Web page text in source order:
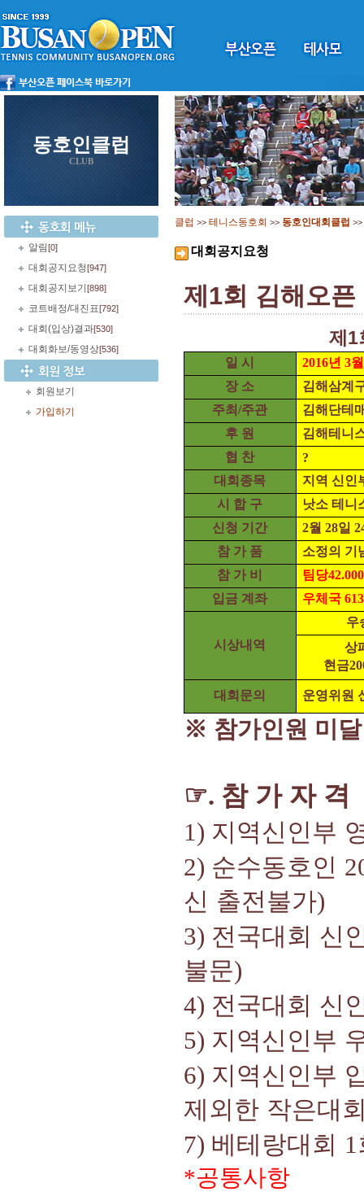
동호인클럽
CLUB
알림[0]
대회공지요청[947]
대회공지보기 [898]
코트배정/대진표[792]
대회(입상)결과[530]
대회화보/동영상[536]
회원보기
가입하기
클럽 >> 테니스동호회 >> 동호인대회클럽 >>
대회공지요청
제1회 김해오
제1
일 시 2016년 3
장 소
김해삼계
주최/주관
김해단테
후 원
김해테니
협 찬
?
대회종목
지역 신인
시 합 구
낫소 테니
신청 기간
2월 28일
참 가 품
소정의 기
참 가 비
팀당42.000
입금 계좌
우체국
시상내역
우
상
현금
대회문의 운영위원
※ 참가인원 미
☞. 참 가 자 격
1) 지역신인부
2) 순수동호인
신 출전불가)
3) 전국대회 신
불문)
4) 전국대회 신
5) 지역신인부
6) 지역신인부
제외한 작은대
7) 베테랑대회 1
*공통사항